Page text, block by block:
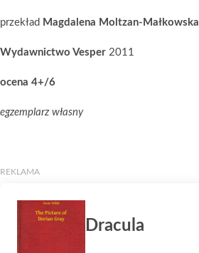
przekład Magdalena Moltzan-Małkowska
Wydawnictwo Vesper 2011
ocena 4+/6
egzemplarz własny